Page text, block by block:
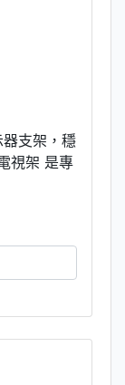
支架，穩
視架 是專